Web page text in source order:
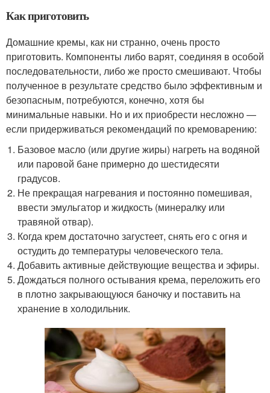
Как приготовить
Домашние кремы, как ни странно, очень просто
приготовить. Компоненты либо варят, соединяя в особой
последовательности, либо же просто смешивают. Чтобы
полученное в результате средство было эффективным и
безопасным, потребуются, конечно, хотя бы
минимальные навыки. Но и их приобрести несложно —
если придерживаться рекомендаций по кремоварению:
Базовое масло (или другие жиры) нагреть на водяной
или паровой бане примерно до шестидесяти
градусов.
Не прекращая нагревания и постоянно помешивая,
ввести эмульгатор и жидкость (минералку или
травяной отвар).
Когда крем достаточно загустеет, снять его с огня и
остудить до температуры человеческого тела.
Добавить активные действующие вещества и эфиры.
Дождаться полного остывания крема, переложить его
в плотно закрывающуюся баночку и поставить на
хранение в холодильник.